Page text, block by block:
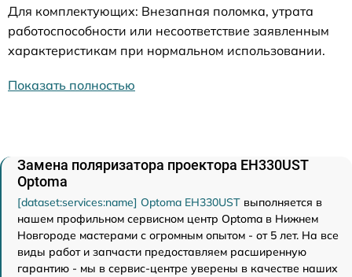
Для комплектующих: Внезапная поломка, утрата
работоспособности или несоответствие заявленным
характеристикам при нормальном использовании.
Показать полностью
Замена поляризатора проектора EH330UST
Optoma
[dataset:services:name] Optoma EH330UST выполняется в
нашем профильном сервисном центр Optoma в Нижнем
Новгороде мастерами с огромным опытом - от 5 лет. На все
виды работ и запчасти предоставляем расширенную
гарантию - мы в сервис-центре уверены в качестве наших